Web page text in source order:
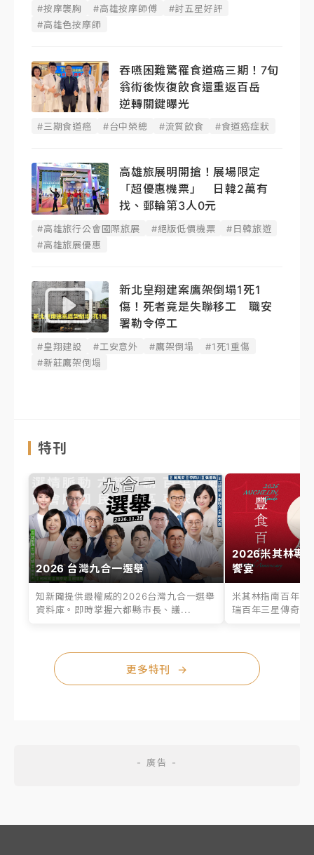
#按摩襲胸 #高雄按摩師傅
#討五星好評
#高雄色按摩師
吞嚥困難驚罹食道癌三期！7旬
翁術後恢復飲食還重返百岳
逆轉關鍵曝光
#三期食道癌 #台中榮總 #流質飲食 #食道癌症狀
高雄旅展明開搶！展場限定
「超優惠機票」 日韓2萬有
找、郵輪第3人0元
#高雄旅行公會國際旅展 #絕版低價機票
#日韓旅遊
#高雄旅展優惠
新北皇翔建案鷹架倒塌1死1
傷！死者竟是失聯移工 職安
署勒令停工
#皇翔建設 #工安意外 #鷹架倒塌
#1死1重傷
#新莊鷹架倒塌
特刊
2026 台灣九合一選舉
知新聞提供最權威的2026台灣九合一選舉
資料庫。即時掌握六都縣市長、議...
2026米其林專
饗宴
米其林指南百年之
瑞百年三星傳奇、
更多特刊 →